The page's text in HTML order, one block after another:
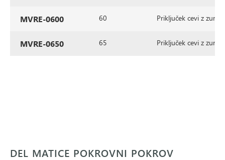
MVRE-0600 60 Priključek cevi z
MVRE-0650 65 Priključek cevi z
DEL MATICE POKROVNI POKROV